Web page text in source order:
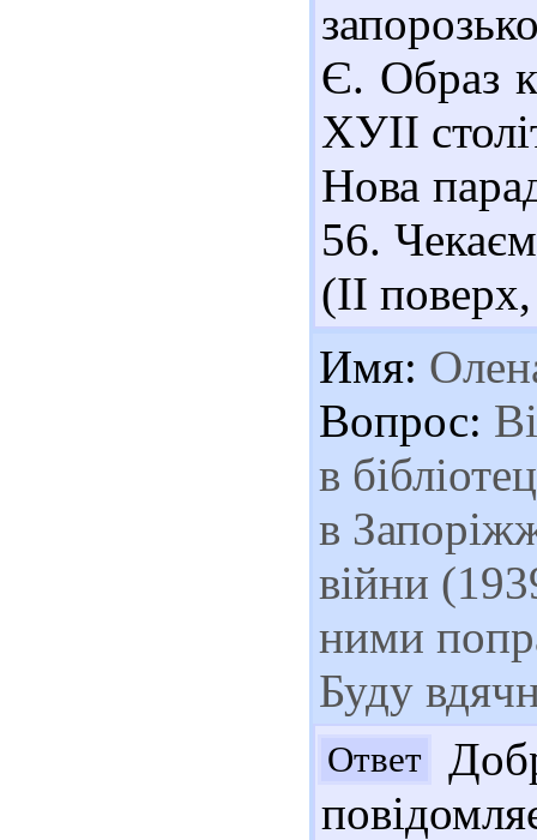
Є. Образ
ХУІІ
Нова
56.
(ІІ
Имя:
Вопрос:
в
в
війни
ними
Буду
Ответ